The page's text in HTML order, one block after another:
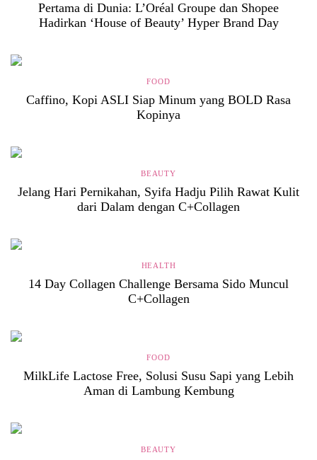
Pertama di Dunia: L’Oréal Groupe dan Shopee
Hadirkan ‘House of Beauty’ Hyper Brand Day
FOOD
Caffino, Kopi ASLI Siap Minum yang BOLD Rasa
Kopinya
BEAUTY
Jelang Hari Pernikahan, Syifa Hadju Pilih Rawat Kulit
dari Dalam dengan C+Collagen
HEALTH
14 Day Collagen Challenge Bersama Sido Muncul
C+Collagen
FOOD
MilkLife Lactose Free, Solusi Susu Sapi yang Lebih
Aman di Lambung Kembung
BEAUTY